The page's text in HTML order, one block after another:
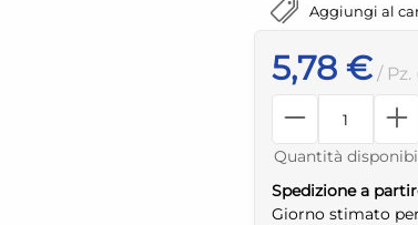
Aggiungi al
5,78 € / Pz.
Quantità
Spedizione a
Giorno stimato